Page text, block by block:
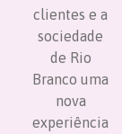
clientes e a
sociedade
de Rio
Branco uma
nova
experiência